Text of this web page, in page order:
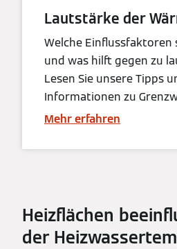
Lautstärke der
Welche Einflussfaktoren
und was hilft gegen zu
Lesen Sie unsere Tipps
Informationen zu
Mehr erfahren
Heizflächen
der